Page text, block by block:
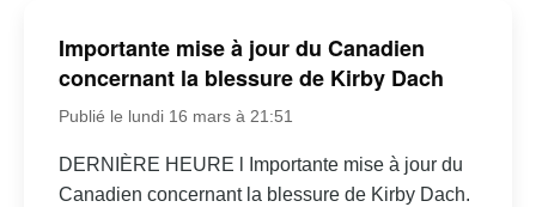
Importante mise à jour du Canadien
concernant la blessure de Kirby Dach
Publié le lundi 16 mars à 21:51
DERNIÈRE HEURE l Importante mise à jour du
Canadien concernant la blessure de Kirby Dach.